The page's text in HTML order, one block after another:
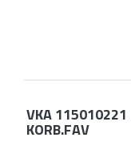
VKA 115010221
KORB.FAV